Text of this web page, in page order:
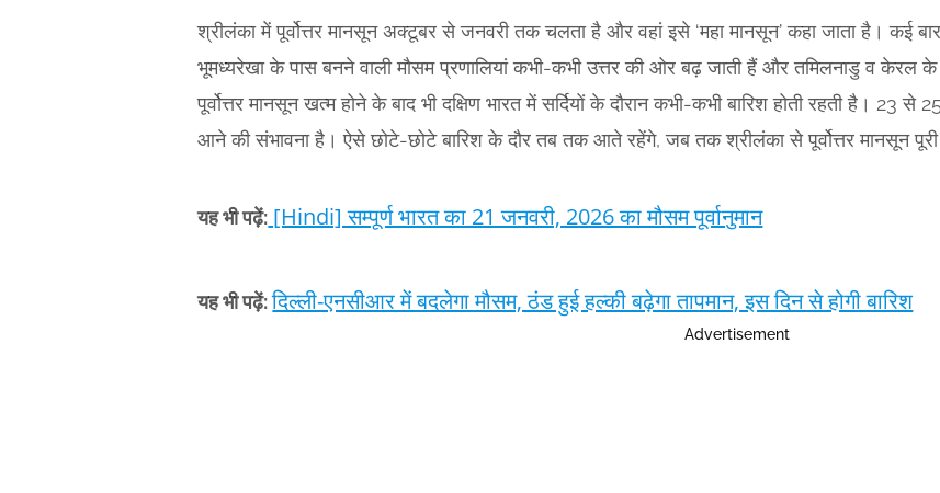
श्रीलंका में पूर्वोत्तर मानसून अक्टूबर से जनवरी तक चलता है और वहां इसे ‘महा मानसून’ कहा जाता है। कई
भूमध्यरेखा के पास बनने वाली मौसम प्रणालियां कभी-कभी उत्तर की ओर बढ़ जाती हैं और तमिलनाडु व केरल के
पूर्वोत्तर मानसून खत्म होने के बाद भी दक्षिण भारत में सर्दियों के दौरान कभी-कभी बारिश होती रहती है। 23
आने की संभावना है। ऐसे छोटे-छोटे बारिश के दौर तब तक आते रहेंगे, जब तक श्रीलंका से पूर्वोत्तर मानसून पूरी
यह भी पढ़ें: [Hindi] सम्पूर्ण भारत का 21 जनवरी, 2026 का मौसम पूर्वानुमान
यह भी पढ़ें:दिल्ली-एनसीआर में बदलेगा मौसम, ठंड हुई हल्की बढ़ेगा तापमान, इस दिन से होगी बारिश
Advertisement